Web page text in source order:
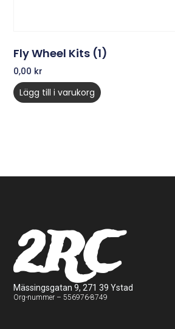
Fly Wheel Kits (1)
0,00 kr
Lägg till i varukorg
2RC
Mässingsgatan 9, 271 39 Ystad
Org-nummer – 556976-8749